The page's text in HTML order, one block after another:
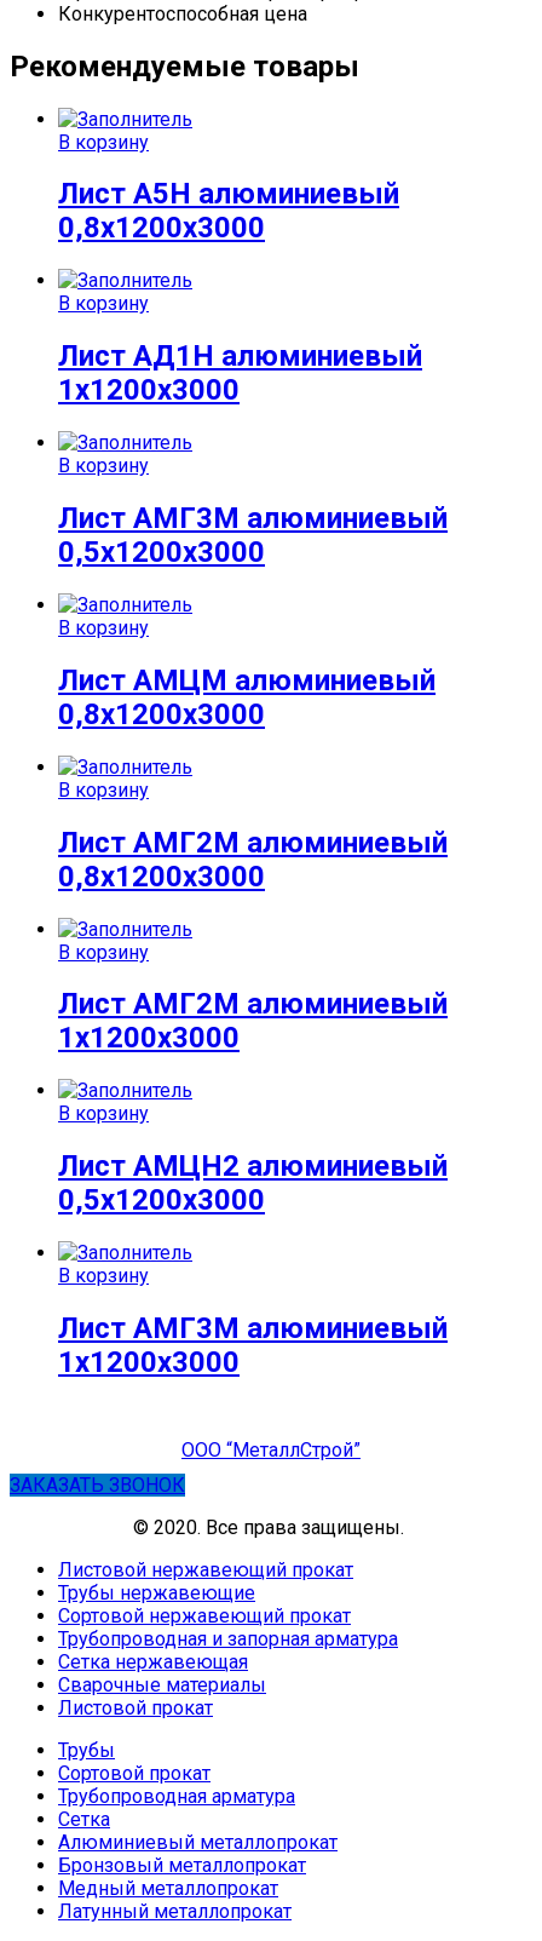
Конкурентоспособная цена
Рекомендуемые товары
В корзину
Лист А5Н алюминиевый
0,8х1200х3000
В корзину
Лист АД1Н алюминиевый
1х1200х3000
В корзину
Лист АМГ3М алюминиевый
0,5х1200х3000
В корзину
Лист АМЦМ алюминиевый
0,8х1200х3000
В корзину
Лист АМГ2М алюминиевый
0,8х1200х3000
В корзину
Лист АМГ2М алюминиевый
1х1200х3000
В корзину
Лист АМЦН2 алюминиевый
0,5х1200х3000
В корзину
Лист АМГ3М алюминиевый
1х1200х3000
ООО “МеталлСтрой”
ЗАКАЗАТЬ ЗВОНОК
© 2020. Все права защищены.
Листовой нержавеющий прокат
Трубы нержавеющие
Сортовой нержавеющий прокат
Трубопроводная и запорная арматура
Сетка нержавеющая
Сварочные материалы
Листовой прокат
Трубы
Сортовой прокат
Трубопроводная арматура
Сетка
Алюминиевый металлопрокат
Бронзовый металлопрокат
Медный металлопрокат
Латунный металлопрокат